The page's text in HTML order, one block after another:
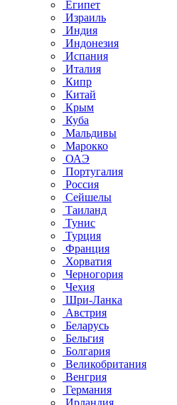
Египет
Израиль
Индия
Индонезия
Испания
Италия
Кипр
Китай
Крым
Куба
Мальдивы
Марокко
ОАЭ
Португалия
Россия
Сейшелы
Таиланд
Тунис
Турция
Франция
Хорватия
Черногория
Чехия
Шри-Ланка
Австрия
Беларусь
Бельгия
Болгария
Великобритания
Венгрия
Германия
Ирландия